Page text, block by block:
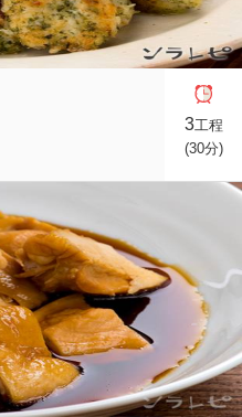
3工程
(30分)